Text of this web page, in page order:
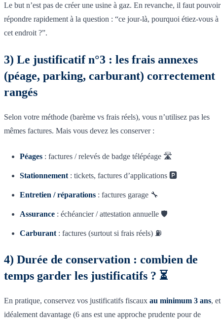
Le but n’est pas de créer une usine à gaz. En revanche, il faut pouvoir
répondre rapidement à la question : “ce jour-là, pourquoi étiez-vous à
cet endroit ?”.
3) Le justificatif n°3 : les frais annexes
(péage, parking, carburant) correctement
rangés
Selon votre méthode (barème vs frais réels), vous n’utilisez pas les
mêmes factures. Mais vous devez les conserver :
Péages : factures / relevés de badge télépéage 🛣️
Stationnement : tickets, factures d’applications 🅿️
Entretien / réparations : factures garage 🔧
Assurance : échéancier / attestation annuelle 🛡️
Carburant : factures (surtout si frais réels) ⛽
4) Durée de conservation : combien de
temps garder les justificatifs ? ⏳
En pratique, conservez vos justificatifs fiscaux au minimum 3 ans, et
idéalement davantage (6 ans est une approche prudente pour de